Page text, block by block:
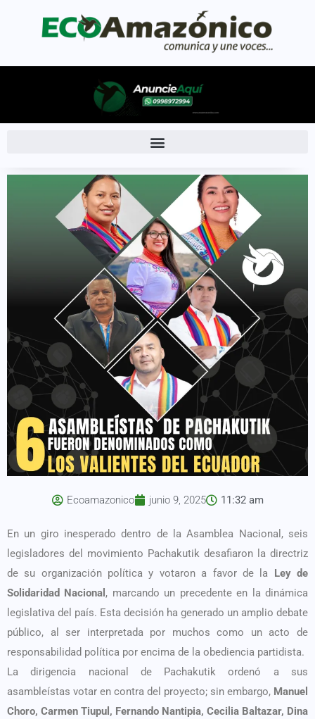
Ecoamazonico junio 9, 2025 11:32 am
En un giro inesperado dentro de la Asamblea Nacional, seis
legisladores del movimiento Pachakutik desafiaron la directriz
de su organización política y votaron a favor de la
Ley de
Solidaridad Nacional , marcando un precedente en la dinámica
legislativa del país. Esta decisión ha generado un amplio debate
público, al ser interpretada por muchos como un acto de
responsabilidad política por encima de la obediencia partidista.
La dirigencia nacional de Pachakutik ordenó a sus
asambleístas votar en contra del proyecto; sin embargo, Manuel
Choro, Carmen Tiupul, Fernando Nantipia, Cecilia Baltazar, Dina